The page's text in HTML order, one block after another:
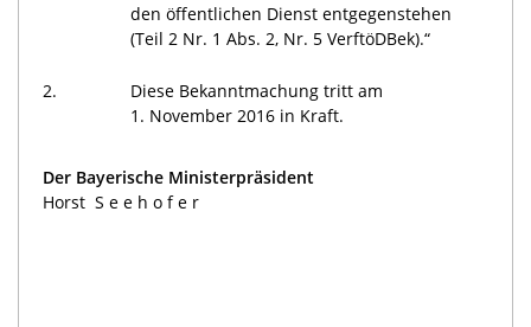
den öffentlichen Dienst entgegenstehen
(Teil 2 Nr. 1 Abs. 2, Nr. 5 VerftöDBek).“
2.
Diese Bekanntmachung tritt am
1. November 2016 in Kraft.
Der Bayerische Ministerpräsident
Horst Seehofer